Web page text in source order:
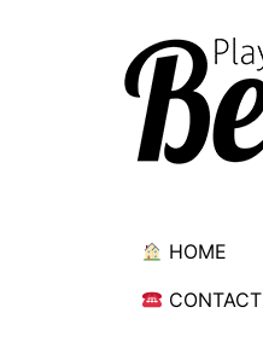
HOME
CONTACT